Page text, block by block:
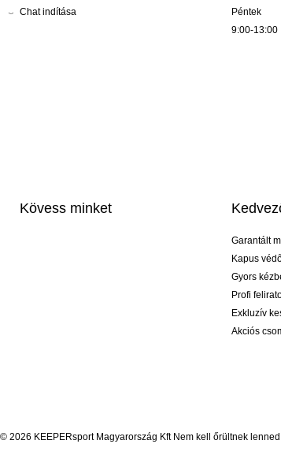
Chat indítása
Péntek
9:00-13:00
Kövess minket
Garantált
Kapus
Gyors
Profi
Exkluzív
Akciós
© 2026 KEEPERsport Magyarország Kft Nem kell őrültnek